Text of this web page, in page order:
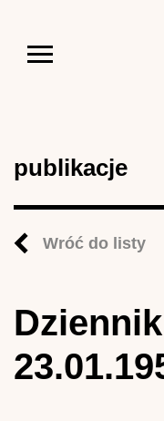
publikacje
Wróć do listy